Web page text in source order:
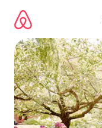
directement
contenu